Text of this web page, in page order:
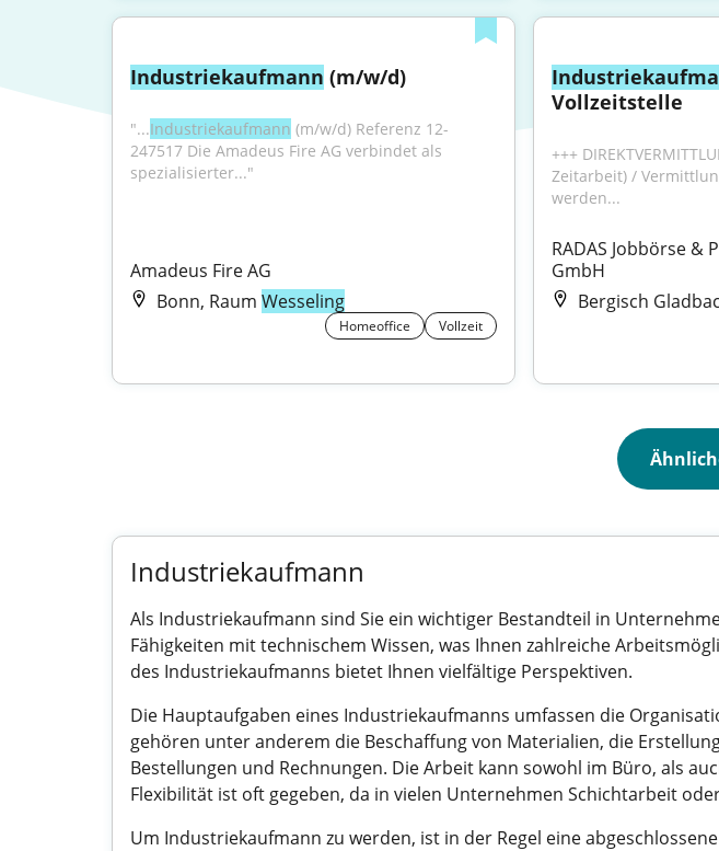
Industriekaufmann (m/w/d)
"...Industriekaufmann (m/w/d) Referenz 12-
247517 Die Amadeus Fire AG verbindet als
spezialisierter..."
Amadeus Fire AG
Bonn, Raum Wesseling
Homeoffice Vollzeit
Vollzeitstelle
+++
Zeitarbeit) /
werden...
RADAS Jobbörse
GmbH
Bergisch
Industriekaufmann
Als Industriekaufmann sind Sie ein wichtiger Bestandteil in
Fähigkeiten mit technischem Wissen, was Ihnen zahlreiche
des Industriekaufmanns bietet Ihnen vielfältige Perspektiven.
Die Hauptaufgaben eines Industriekaufmanns umfassen die
gehören unter anderem die Beschaffung von Materialien, die
Bestellungen und Rechnungen. Die Arbeit kann sowohl im Büro, als
Flexibilität ist oft gegeben, da in vielen Unternehmen Schichtarbeit
Um Industriekaufmann zu werden, ist in der Regel eine